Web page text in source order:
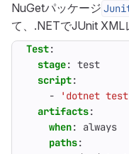
NuGetパッケージ
て、.NETでJUnit XML
Test:
stage: test
script:
-
'dotnet test
artifacts:
when:
always
paths: